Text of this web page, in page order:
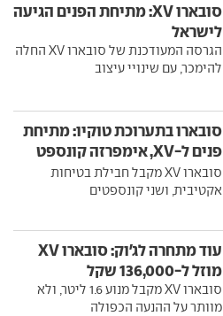
סובארו XV: מתיחת הפנים הגיעה
לישראל
הגרסה המעודכנת של סובארו XV החלה
להימכר, עם שינויי עיצוב
סובארו בתערוכת טוקיו: מתיחת
פנים ל-XV, אימפרזה קונספט
ועוד
סובארו XV מקבל חבילת בטיחות
אקטיבית, ושני קונספטים
עוד מתחרה לג'וק: סובארו XV
מוזל ל-136,000 שקל
סובארו XV מקבל מנוע 1.6 ליטר, ולא
מוותר על ההנעה הכפולה